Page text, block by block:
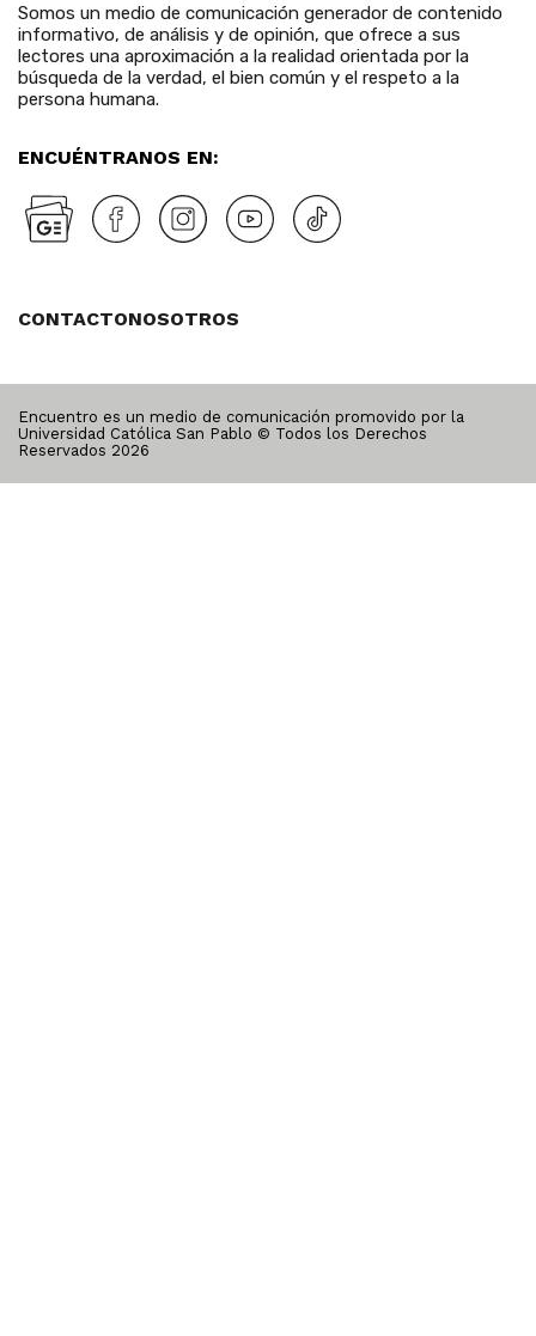
Somos un medio de comunicación generador de contenido
informativo, de análisis y de opinión, que ofrece a sus
lectores una aproximación a la realidad orientada por la
búsqueda de la verdad, el bien común y el respeto a la
persona humana.
ENCUÉNTRANOS EN:
CONTACTONOSOTROS
Encuentro es un medio de comunicación promovido por la
Universidad Católica San Pablo © Todos los Derechos
Reservados 2026